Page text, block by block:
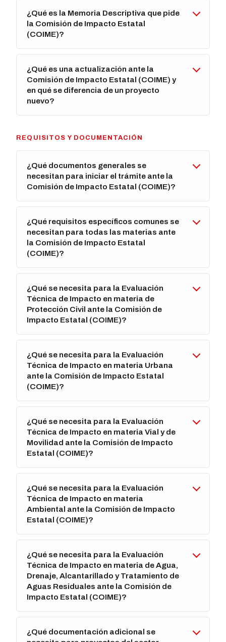
¿Qué es la Memoria Descriptiva que pide
la Comisión de Impacto Estatal
(COIME)?
¿Qué es una actualización ante la
Comisión de Impacto Estatal (COIME) y
en qué se diferencia de un proyecto
nuevo?
REQUISITOS Y DOCUMENTACIÓN
¿Qué documentos generales se
necesitan para iniciar el trámite ante la
Comisión de Impacto Estatal (COIME)?
¿Qué requisitos específicos comunes se
necesitan para todas las materias ante
la Comisión de Impacto Estatal
(COIME)?
¿Qué se necesita para la Evaluación
Técnica de Impacto en materia de
Protección Civil ante la Comisión de
Impacto Estatal (COIME)?
¿Qué se necesita para la Evaluación
Técnica de Impacto en materia Urbana
ante la Comisión de Impacto Estatal
(COIME)?
¿Qué se necesita para la Evaluación
Técnica de Impacto en materia Vial y de
Movilidad ante la Comisión de Impacto
Estatal (COIME)?
¿Qué se necesita para la Evaluación
Técnica de Impacto en materia
Ambiental ante la Comisión de Impacto
Estatal (COIME)?
¿Qué se necesita para la Evaluación
Técnica de Impacto en materia de Agua,
Drenaje, Alcantarillado y Tratamiento de
Aguas Residuales ante la Comisión de
Impacto Estatal (COIME)?
¿Qué documentación adicional se